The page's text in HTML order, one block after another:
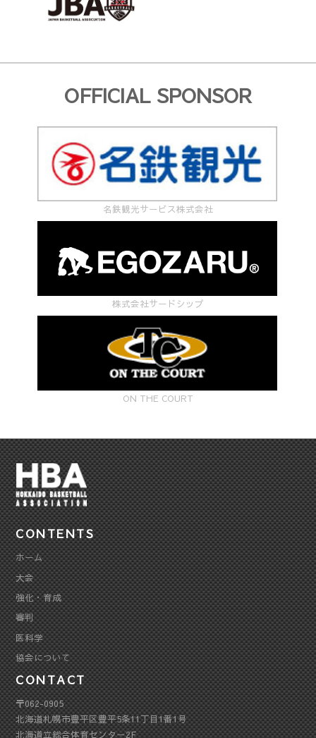
OFFICIAL SPONSOR
名鉄観光サービス株式会社
株式会社サードシップ
ON THE COURT
CONTENTS
ホーム
大会
強化・育成
審判
医科学
協会について
CONTACT
〒062-0905
北海道札幌市豊平区豊平5条11丁目1番1号
北海道立総合体育センター2F